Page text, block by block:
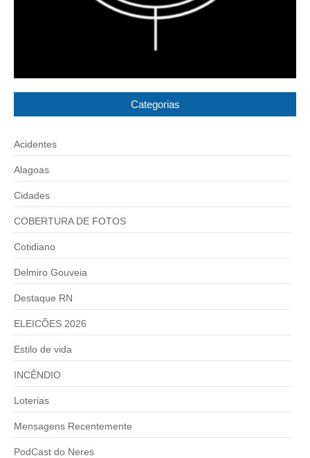
Categorias
Acidentes
Alagoas
Cidades
COBERTURA DE FOTOS
Cotidiano
Delmiro Gouveia
Destaque RN
ELEICÕES 2026
Estilo de vida
INCÊNDIO
Loterias
Mensagens Recentemente
PodCast do Neres